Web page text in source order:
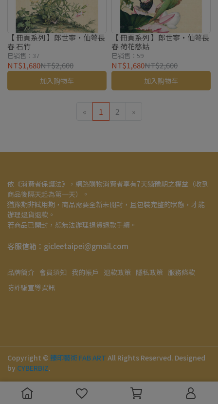
【 冊頁系列 】郎世寧・仙萼長
春 石竹
已销售：37
NT$1,680NT$2,600
加入购物车
【 冊頁系列 】郎世寧・仙萼長
春 荷花慈姑
已销售：59
NT$1,680NT$2,600
加入购物车
« 1 2 »
依《消費者保護法》，網路購物消費者享有7天猶豫期之權益（收到
商品後隔天起為第一天）。
猶豫期非試用期，商品需要全新未開封，且包裝完整的狀態，才能
辦理退貨退款。
若商品已開封，恕無法辦理退貨退款手續。
客服信箱：gicleetaipei@gmail.com
品牌簡介 會員須知 我的帳戶 退款政策 隱私政策 服務條款
防詐騙宣導資訊
Copyright © 臻印藝術 FAB ART All Rights Reserved. Designed
by CYBERBIZ.